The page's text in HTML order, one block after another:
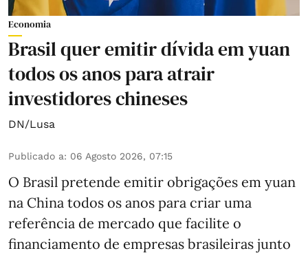
Economia
Brasil quer emitir dívida em yuan
todos os anos para atrair
investidores chineses
DN/Lusa
Publicado a: 06 Agosto 2026, 07:15
O Brasil pretende emitir obrigações em yuan
na China todos os anos para criar uma
referência de mercado que facilite o
financiamento de empresas brasileiras junto